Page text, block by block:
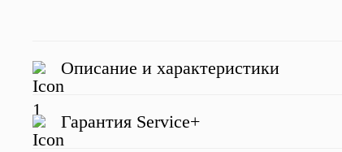
Описание и характеристики
Гарантия Service+